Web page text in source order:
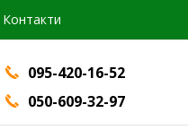
Контакти
095-420-16-52
050-609-32-97